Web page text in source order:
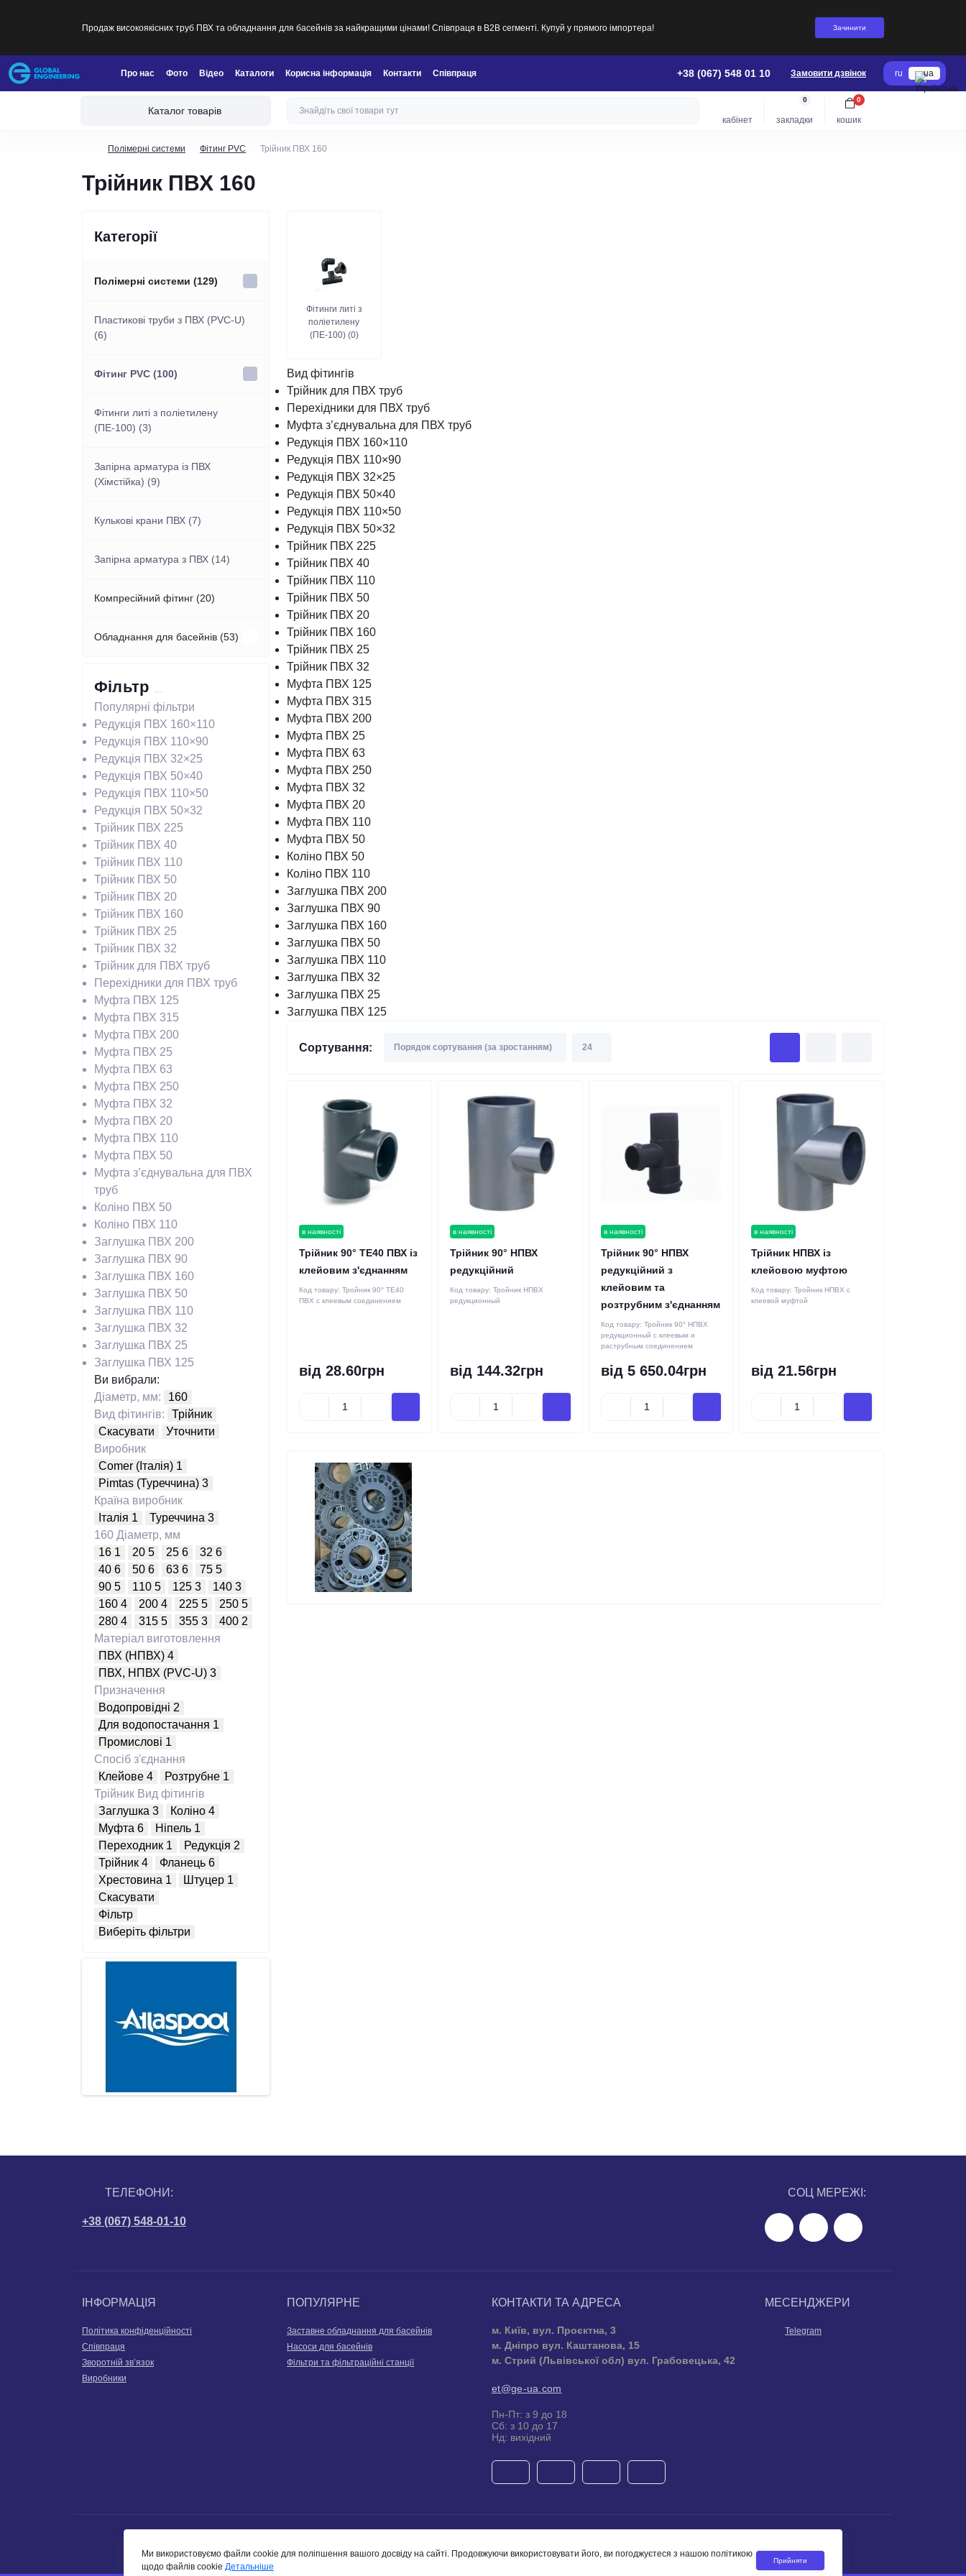
Продаж високоякісних труб ПВХ та обладнання для басейнів за найкращими цінами! Співпраця в B2B сегменті. Купуй у прямого імпортера! Зачинити
Про нас Фото Відео Каталоги Корисна інформація Контакти Співпраця +38 (067) 548 01 10 Замовити дзвінок ru ua
Каталог товарів
кабінет закладки
0
кошик
0
Полімерні системи Фітинг PVC Трійник ПВХ 160
Трійник ПВХ 160
Категорії
Полімерні системи (129)
Пластикові труби з ПВХ (PVC-U)
(6)
Фітинг PVC (100)
Фітинги литі з поліетилену
(ПЕ-100) (3)
Запірна арматура із ПВХ
(Хімстійка) (9)
Кулькові крани ПВХ (7)
Запірна арматура з ПВХ (14)
Компресійний фітинг (20)
Обладнання для басейнів (53)
Заставне обладнання для
басейнів (26)
Фільтри та фільтраційні станції (6)
Насоси для басейнів (13)
Фільтр
Популярні фільтри
Редукція ПВХ 160×110
Редукція ПВХ 110×90
Редукція ПВХ 32×25
Редукція ПВХ 50×40
Редукція ПВХ 110×50
Редукція ПВХ 50×32
Трійник ПВХ 225
Трійник ПВХ 40
Трійник ПВХ 110
Трійник ПВХ 50
Трійник ПВХ 20
Трійник ПВХ 160
Трійник ПВХ 25
Трійник ПВХ 32
Трійник для ПВХ труб
Перехідники для ПВХ труб
Муфта ПВХ 125
Муфта ПВХ 315
Муфта ПВХ 200
Муфта ПВХ 25
Муфта ПВХ 63
Муфта ПВХ 250
Муфта ПВХ 32
Муфта ПВХ 20
Муфта ПВХ 110
Муфта ПВХ 50
Муфта з’єднувальна для ПВХ
труб
Коліно ПВХ 50
Коліно ПВХ 110
Заглушка ПВХ 200
Заглушка ПВХ 90
Заглушка ПВХ 160
Заглушка ПВХ 50
Заглушка ПВХ 110
Заглушка ПВХ 32
Заглушка ПВХ 25
Заглушка ПВХ 125
Ви вибрали:
Діаметр, мм:
160
Вид фітингів:
Трійник
Скасувати
Уточнити
Виробник
Comer (Італія) 1
Pimtas (Туреччина) 3
Країна виробник
Італія 1 Туреччина 3
160 Діаметр, мм
16 1 20 5 25 6 32 6
40 6 50 6 63 6 75 5
90 5 110 5 125 3 140 3
160 4 200 4 225 5 250 5
280 4 315 5 355 3 400 2
Матеріал виготовлення
ПВХ (НПВХ) 4
ПВХ, НПВХ (PVC-U) 3
Призначення
Водопровідні 2
Для водопостачання 1
Промислові 1
Спосіб з'єднання
Клейове 4 Розтрубне 1
Трійник Вид фітингів
Заглушка 3 Коліно 4
Муфта 6 Ніпель 1
Переходник 1 Редукція 2
Трійник 4 Фланець 6
Хрестовина 1 Штуцер 1
Скасувати
Фільтр
Виберіть фільтри
Фітинги литі з
поліетилену
(ПЕ-100) (0)
Вид фітингів
Трійник для ПВХ труб
Перехідники для ПВХ труб
Муфта з’єднувальна для ПВХ труб
Редукція ПВХ 160×110
Редукція ПВХ 110×90
Редукція ПВХ 32×25
Редукція ПВХ 50×40
Редукція ПВХ 110×50
Редукція ПВХ 50×32
Трійник ПВХ 225
Трійник ПВХ 40
Трійник ПВХ 110
Трійник ПВХ 50
Трійник ПВХ 20
Трійник ПВХ 160
Трійник ПВХ 25
Трійник ПВХ 32
Муфта ПВХ 125
Муфта ПВХ 315
Муфта ПВХ 200
Муфта ПВХ 25
Муфта ПВХ 63
Муфта ПВХ 250
Муфта ПВХ 32
Муфта ПВХ 20
Муфта ПВХ 110
Муфта ПВХ 50
Коліно ПВХ 50
Коліно ПВХ 110
Заглушка ПВХ 200
Заглушка ПВХ 90
Заглушка ПВХ 160
Заглушка ПВХ 50
Заглушка ПВХ 110
Заглушка ПВХ 32
Заглушка ПВХ 25
Заглушка ПВХ 125
Сортування:
в наявності
Трійник 90° TE40 ПВХ із
клейовим з'єднанням
Код товару: Тройник 90° TE40
ПВХ с клеевым соединением
від 28.60грн
в наявності
Трійник 90° НПВХ
редукційний
Код товару: Тройник НПВХ
редукционный
від 144.32грн
в наявності
Трійник 90° НПВХ
редукційний з
клейовим та
розтрубним з'єднанням
Код товару: Тройник 90° НПВХ
редукционный с клеевым и
раструбным соединением
від 5 650.04грн
в наявності
Трійник НПВХ із
клейовою муфтою
Код товару:Тройник НПВХ с
клеевой муфтой
від 21.56грн
ТЕЛЕФОНИ:
+38 (067) 548-01-10
СОЦ МЕРЕЖІ:
ІНФОРМАЦІЯ
Політика конфіденційності
Співпраця
Зворотній зв’язок
Виробники
ПОПУЛЯРНЕ
Заставне обладнання для басейнів
Насоси для басейнів
Фільтри та фільтраційні станції
КОНТАКТИ ТА АДРЕСА
м. Київ, вул. Проєктна, 3
м. Дніпро вул. Каштанова, 15
м. Стрий (Львівської обл) вул. Грабовецька, 42
et@ge-ua.com
Пн-Пт: з 9 до 18
Сб: з 10 до 17
Нд: вихідний
МЕСЕНДЖЕРИ
Telegram
Ми використовуємо файли cookie для поліпшення вашого досвіду на сайті. Продовжуючи використовувати його, ви погоджуєтеся з нашою політикою
щодо файлів cookie Детальніше
Прийняти